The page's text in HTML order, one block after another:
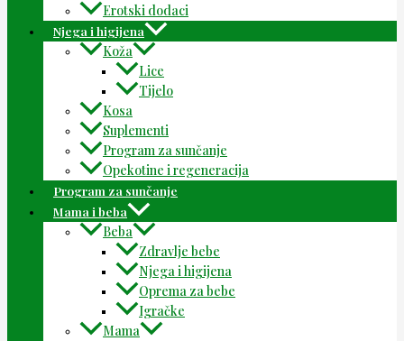
Erotski dodaci
Njega i higijena
Koža
Lice
Tijelo
Kosa
Suplementi
Program za sunčanje
Opekotine i regeneracija
Program za sunčanje
Mama i beba
Beba
Zdravlje bebe
Njega i higijena
Oprema za bebe
Igračke
Mama